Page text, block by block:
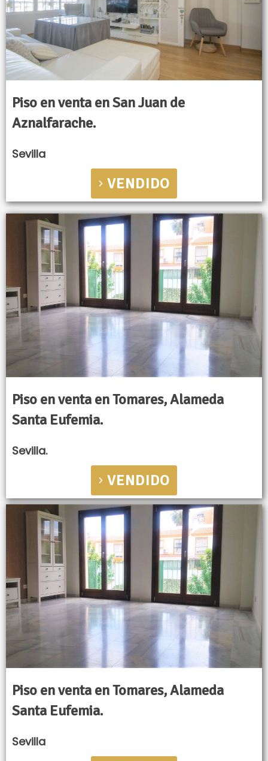
Piso en venta en San Juan de
Aznalfarache.
Sevilla
VENDIDO
Piso en venta en Tomares, Alameda
Santa Eufemia.
Sevilla.
VENDIDO
Piso en venta en Tomares, Alameda
Santa Eufemia.
Sevilla